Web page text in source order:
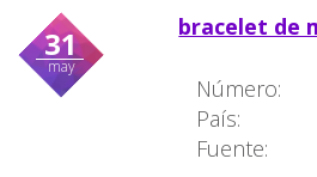
31
may
bracelet de
Número:
País:
Fuente: